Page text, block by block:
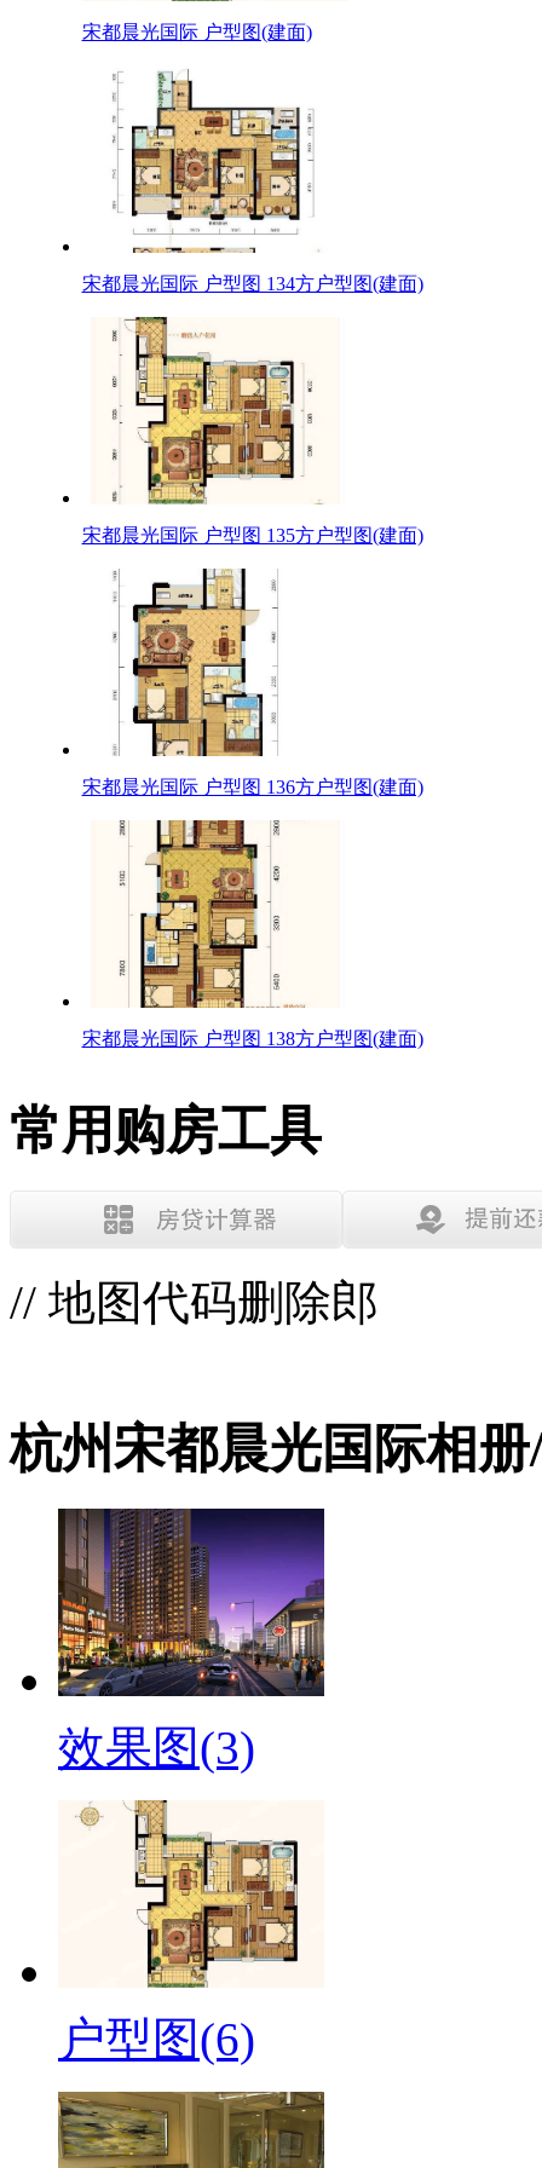
宋都晨光国际 户型图(建面)
宋都晨光国际 户型图 134方户型图(建面)
宋都晨光国际 户型图 135方户型图(建面)
宋都晨光国际 户型图 136方户型图(建面)
宋都晨光国际 户型图 138方户型图(建面)
常用购房工具
// 地图代码删除郎
杭州宋都晨光国际相
效果图(3)
户型图(6)